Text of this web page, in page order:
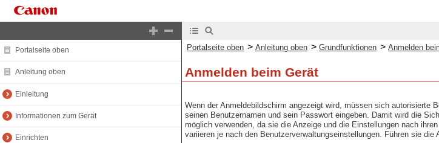
Portalseite oben
Anleitung oben
Einleitung
Informationen zum Gerät
Einrichten
Portalseite oben > Anleitung oben > Grundfunktionen > Anmelden
Anmelden beim Gerät
Wenn der Anmeldebildschirm angezeigt wird, müssen sich autorisierte
seinen Benutzernamen und sein Passwort eingeben. Damit wird die
möglich verwenden, da sie die Anzeige und die Einstellungen nach
variieren je nach den Benutzerverwaltungseinstellungen. Führen sie